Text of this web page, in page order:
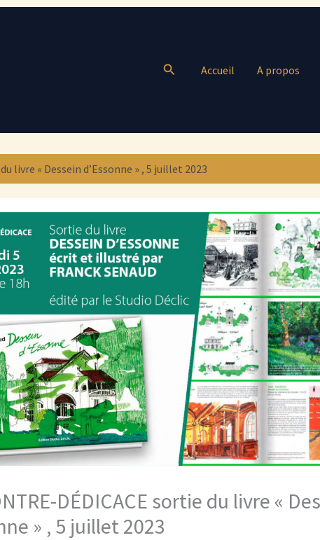
Rechercher
Accueil A propos
livre « Dessein d’Essonne » , 5 juillet 2023
DÉDICACE sortie du livre «
» , 5 juillet 2023